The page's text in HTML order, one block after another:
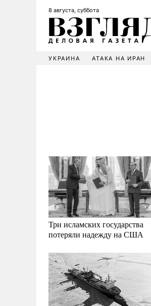
8 августа, суббота
УКРАИНА АТАКА НА ИРАН
Три исламских государства
потеряли надежду на США